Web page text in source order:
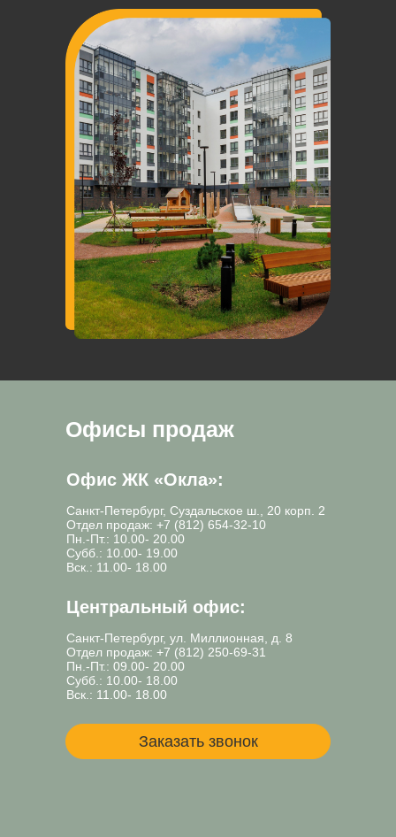
Офисы продаж
Заказать звонок
Центральный офис:
Санкт-Петербург, ул. Миллионная, д. 8
Отдел продаж: +7 (812) 250-69-31
Пн.-Пт.: 09.00- 20.00
Субб.: 10.00- 18.00
Вск.: 11.00- 18.00
Офис ЖК «Окла»:
Санкт-Петербург, Суздальское ш., 20 корп. 2
Отдел продаж: +7 (812) 654-32-10
Пн.-Пт.: 10.00- 20.00
Субб.: 10.00- 19.00
Вск.: 11.00- 18.00